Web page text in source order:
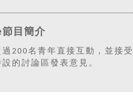
目簡介
200名青年直接互動，並接
的討論區發表意見。